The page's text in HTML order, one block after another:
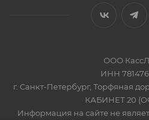
ООО
ИНН
г. Санкт-Петербург, Торфяная
КАБИНЕТ 20
Информация на сайте не